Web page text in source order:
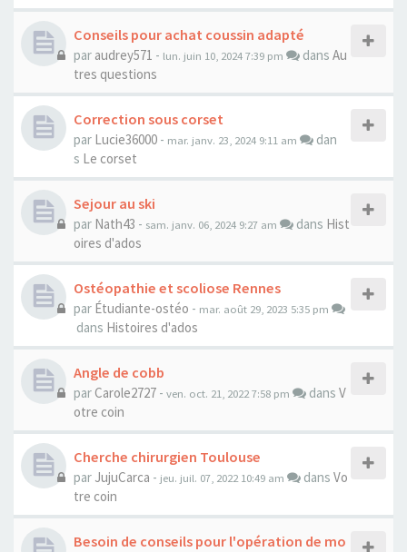
Conseils pour achat coussin adapté
par audrey571 - lun. juin 10, 2024 7:39 pm dans Au
tres questions
Correction sous corset
par Lucie36000 - mar. janv. 23, 2024 9:11 am
dan
s Le corset
Sejour au ski
par Nath43 - sam. janv. 06, 2024 9:27 am dans Hist
oires d'ados
Ostéopathie et scoliose Rennes
par Étudiante-ostéo - mar. août 29, 2023 5:35 pm
dans Histoires d'ados
Angle de cobb
par Carole2727 - ven. oct. 21, 2022 7:58 pm dans V
otre coin
Cherche chirurgien Toulouse
par JujuCarca - jeu. juil. 07, 2022 10:49 am dans Vo
tre coin
Besoin de conseils pour l'opération de mo